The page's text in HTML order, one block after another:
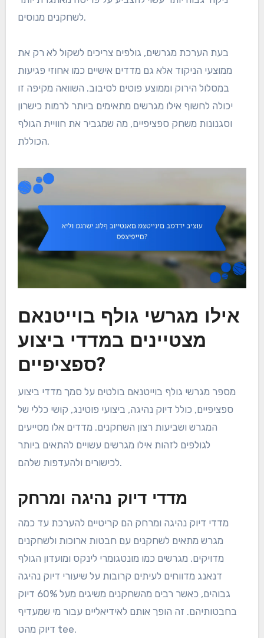
לשחקנים מנוסים.
בעת הערכת מגרשים, גולפים צריכים לשקול לא רק את
ממוצעי הניקוד אלא גם מדדים אישיים כמו אחוזי פגיעות
במסלול הירוק וממוצע פוטים לסיבוב. השוואה מקיפה זו
יכולה לחשוף אילו מגרשים מתאימים ביותר לרמות כישרון
וסגנונות משחק ספציפיים, מה שמגביר את חוויית הגולף
הכוללת.
אילו מגרשי גולף בוייטנאם
מצטיינים במדדי ביצוע
ספציפיים?
מספר מגרשי גולף בוייטנאם בולטים על סמך מדדי ביצוע
ספציפיים, כולל דיוק נהיגה, ביצועי פוטינג, קושי כללי של
המגרש ושביעות רצון השחקנים. מדדים אלו מסייעים
לגולפים לזהות אילו מגרשים עשויים להתאים ביותר
לכישורים ולהעדפות שלהם.
מדדי דיוק נהיגה ומרחק
מדדי דיוק נהיגה ומרחק הם קריטיים להערכת עד כמה
מגרש מתאים לשחקנים עם חבטות ארוכות ולשחקנים
מדויקים. מגרשים כמו מונטגומרי לינקס ומועדון הגולף
דנאנג מדווחים לעיתים קרובות על שיעורי דיוק נהיגה
גבוהים, כאשר רבים מהשחקנים משיגים מעל 60% דיוק
בחבטותיהם. זה הופך אותם לאידיאליים עבור מי שמעדיף
דיוק מהט tee.